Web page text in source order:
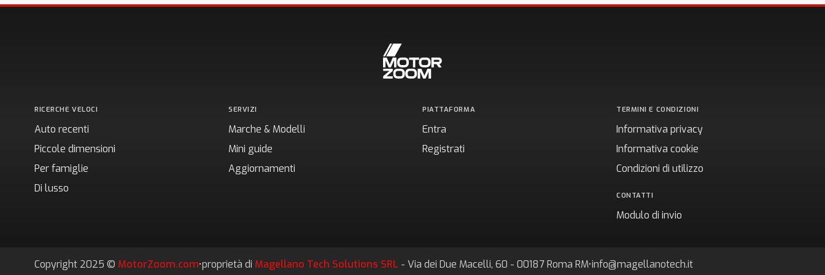
RICERCHE VELOCI
Auto recenti
Piccole dimensioni
Per famiglie
Di lusso
SERVIZI
Marche & Modelli
Mini guide
Aggiornamenti
PIATTAFORMA
Entra
Registrati
TERMINI E CONDIZIONI
Informativa privacy
Informativa cookie
Condizioni di utilizzo
CONTATTI
Modulo di invio
Copyright 2025 © MotorZoom.com•proprietà di Magellano Tech Solutions SRL - Via dei Due Macelli, 60 - 00187 Roma RM•info@magellanotech.it